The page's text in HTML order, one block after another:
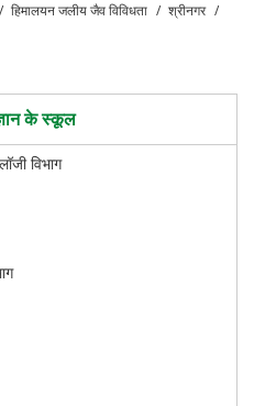
हिमालयन जलीय जैव विविधता
श्रीनगर
के स्कूल
विभाग